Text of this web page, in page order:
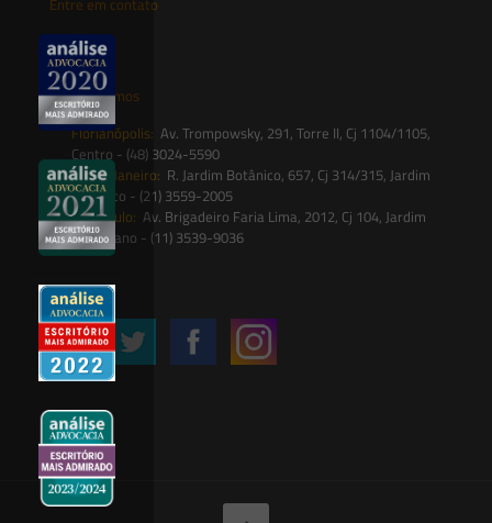
contato@saesadvogados.com.br
Onde estamos
Florianópolis: Av. Trompowsky, 291, Torre II, Cj 1104/1105,
Centro - (48) 3024-5590
Rio de Janeiro: R. Jardim Botânico, 657, Cj 314/315, Jardim
Botânico - (21) 3559-2005
São Paulo: Av. Brigadeiro Faria Lima, 2012, Cj 104, Jardim
Paulistano - (11) 3539-9036
Siga-nos